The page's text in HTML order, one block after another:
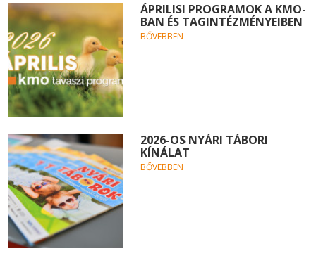
ÁPRILISI PROGRAMOK A KMO-
BAN ÉS TAGINTÉZMÉNYEIBEN
BŐVEBBEN
2026-OS NYÁRI TÁBORI
KÍNÁLAT
BŐVEBBEN